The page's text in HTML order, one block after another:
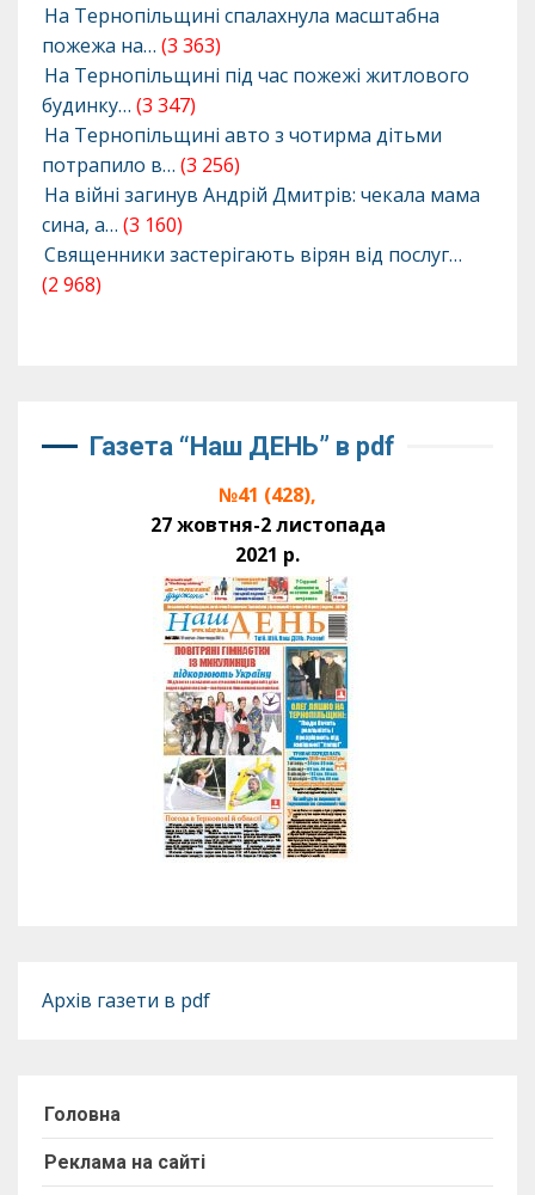
На Тернопільщині спалахнула масштабна
пожежа на… (3 363)
На Тернопільщині під час пожежі житлового
будинку… (3 347)
На Тернопільщині авто з чотирма дітьми
потрапило в… (3 256)
На війні загинув Андрій Дмитрів: чекала мама
сина, а… (3 160)
Священники застерігають вірян від послуг…
(2 968)
Газета “Наш ДЕНЬ” в pdf
№41 (428),
27 жовтня-2 листопада
2021 р.
Архів газети в pdf
Головна
Реклама на сайті